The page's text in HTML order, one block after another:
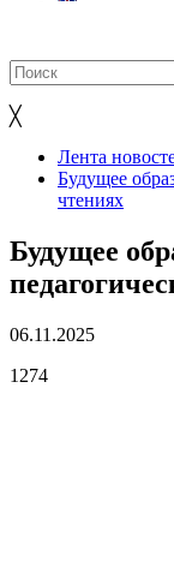
╳
Лента
Будущее
чтениях
Будущее
06.11.2025
1274